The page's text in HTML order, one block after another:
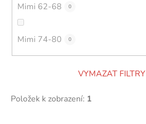
Mimi 62-68 0
Mimi 74-80 0
VYMAZAT FILTRY
Položek k zobrazení: 1